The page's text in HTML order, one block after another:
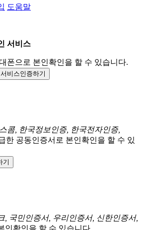
도움말
서비스
폰으로 본인확인을 할 수 있습니다.
비스인증하기
콤, 한국정보인증, 한국전자인증,
한 공동인증서로 본인확인을 할 수 있
기
, 국민인증서, 우리인증서, 신한인증서,